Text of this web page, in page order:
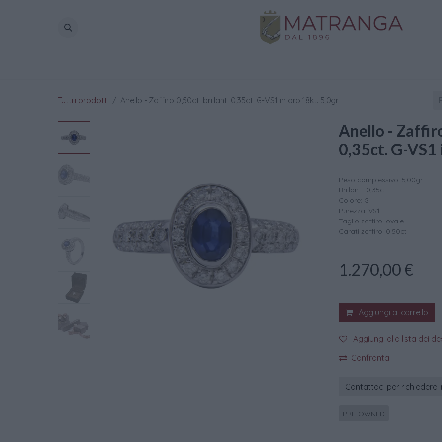
Tutti i prodotti Anello - Zaffiro 0,50ct. brillanti 0,35ct. G-VS1 in oro 18kt. 5,0gr
Anello -
0,35ct. G-
Peso complessivo: 5,00gr
Brillanti: 0,35ct.
Colore: G
Purezza: VS1
Taglio zaffiro: ovale
Carati zaffiro: 0.50ct.
1.270,00 €
Aggiungi al carrello
Aggiungi alla lista dei
Confronta
Contattaci per richiedere
PRE-OWNED